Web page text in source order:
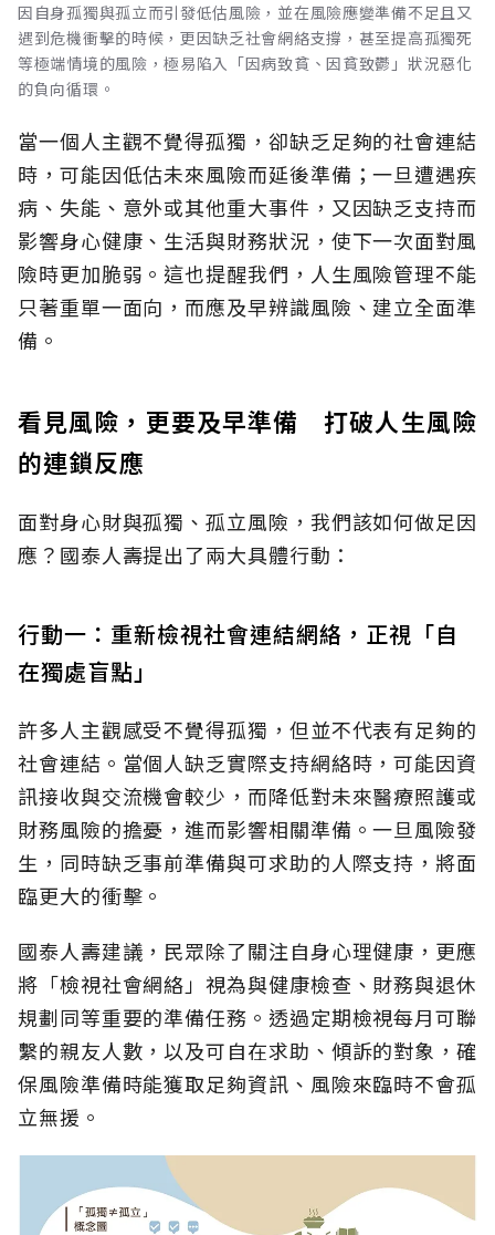
因自身孤獨與孤立而引發低估風險，並在風險應變準備不足且又
遇到危機衝擊的時候，更因缺乏社會網絡支撐，甚至提高孤獨死
等極端情境的風險，極易陷入「因病致貧、因貧致鬱」狀況惡化
的負向循環。
當一個人主觀不覺得孤獨，卻缺乏足夠的社會連結
時，可能因低估未來風險而延後準備；一旦遭遇疾
病、失能、意外或其他重大事件，又因缺乏支持而
影響身心健康、生活與財務狀況，使下一次面對風
險時更加脆弱。這也提醒我們，人生風險管理不能
只著重單一面向，而應及早辨識風險、建立全面準
備。
看見風險，更要及早準備 打破人生風險
的連鎖反應
面對身心財與孤獨、孤立風險，我們該如何做足因
應？國泰人壽提出了兩大具體行動：
行動一：重新檢視社會連結網絡，正視「自
在獨處盲點」
許多人主觀感受不覺得孤獨，但並不代表有足夠的
社會連結。當個人缺乏實際支持網絡時，可能因資
訊接收與交流機會較少，而降低對未來醫療照護或
財務風險的擔憂，進而影響相關準備。一旦風險發
生，同時缺乏事前準備與可求助的人際支持，將面
臨更大的衝擊。
國泰人壽建議，民眾除了關注自身心理健康，更應
將「檢視社會網絡」視為與健康檢查、財務與退休
規劃同等重要的準備任務。透過定期檢視每月可聯
繫的親友人數，以及可自在求助、傾訴的對象，確
保風險準備時能獲取足夠資訊、風險來臨時不會孤
立無援。